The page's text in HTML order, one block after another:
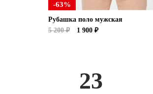
-63%
Рубашка поло мужская
5 200 ₽
1 900 ₽
23